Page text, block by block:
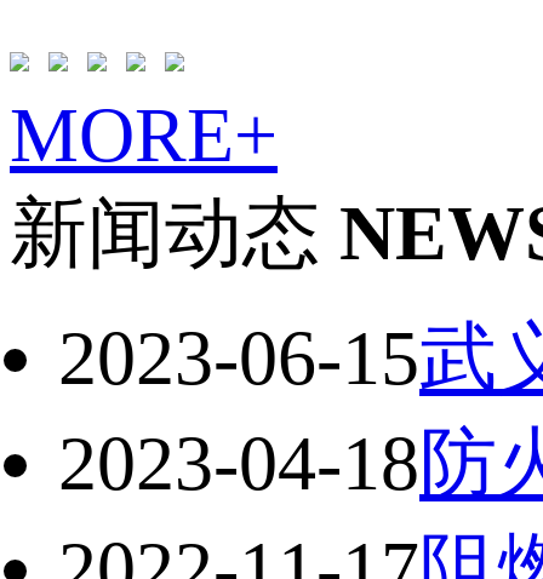
MORE+
新闻动态
2023-06-15武
2023-04-18防